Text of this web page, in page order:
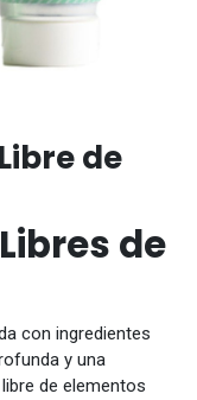
de
de
con ingredientes
y una
de elementos